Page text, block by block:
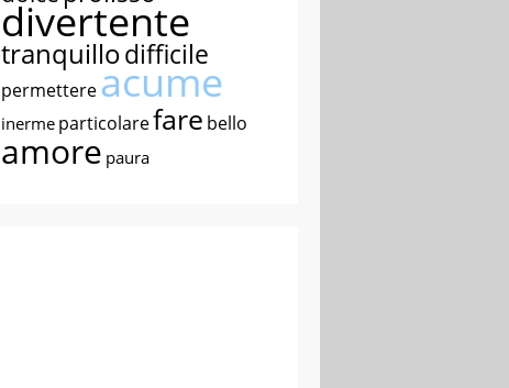
divertente
tranquillodifficile
permettereacume
inerme particolarefare bello
amore paura